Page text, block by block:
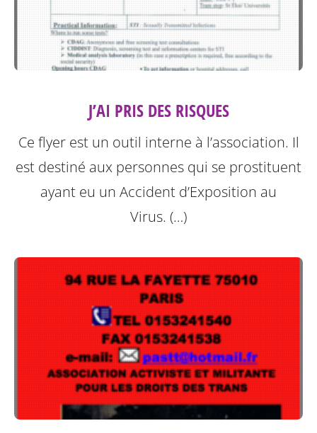
J’AI PRIS DES RISQUES
Ce flyer est un outil interne à l’association. Il
est destiné aux personnes qui se prostituent
ayant eu un Accident d’Exposition au
Virus. (…)